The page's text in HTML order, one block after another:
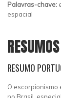
Palavras-chave:
espacial
RESUMOS
RESUMO
O escorpionismo